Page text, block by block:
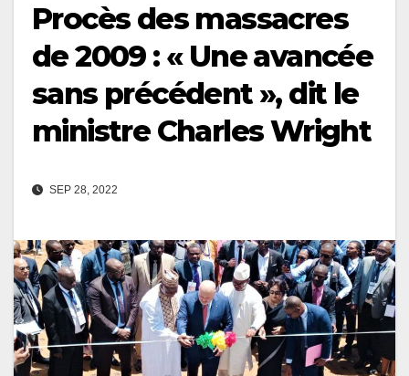
Procès des massacres
de 2009 : « Une avancée
sans précédent », dit le
ministre Charles Wright
SEP 28, 2022